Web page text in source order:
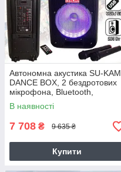
Автономна акустика SU-KAM
DANCE BOX, 2 бездротових
мікрофона, Bluetooth,
Потужність 200 Вт,
Світломузика
В наявності
7 708 ₴ 9 635 ₴
Купити